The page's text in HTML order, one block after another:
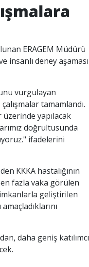
ERAGEM Müdürü
insanlı deney aşaması
vurgulayan
tamamlandı.
yapılacak
doğrultusunda
ifadelerini
KKKA hastalığının
fazla vaka görülen
geliştirilen
daha geniş katılımcı